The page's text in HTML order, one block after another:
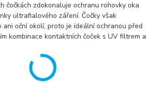
čočkách zdokonaluje ochranu rohovky oka
ultrafialového záření. Čočky však
ani oční okolí, proto je ideální ochranou před
kombinace kontaktních čoček s UV filtrem a